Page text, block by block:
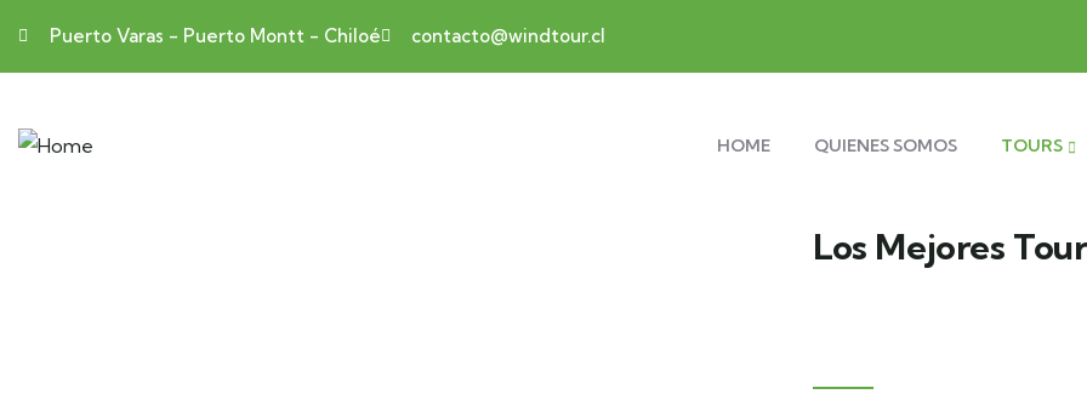
Puerto Varas - Puerto Montt - Chiloé contacto@windtour.cl
HOME QUIENES SOMOS TOURS
Los Mejores